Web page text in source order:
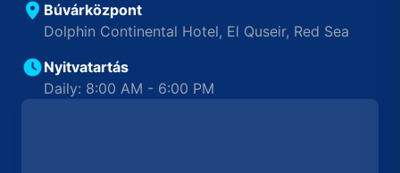
Búvárközpont
Dolphin Continental Hotel, El Quseir, Red Sea
Nyitvatartás
Daily: 8:00 AM - 6:00 PM